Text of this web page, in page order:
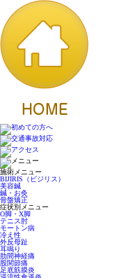
施術メニュー
BIJIRIS（ビジリス）
美容鍼
鍼・お灸
骨盤矯正
症状別メニュー
O脚・X脚
テニス肘
モートン病
冷え性
外反母趾
耳鳴り
肋間神経痛
股関節痛
足底筋膜炎